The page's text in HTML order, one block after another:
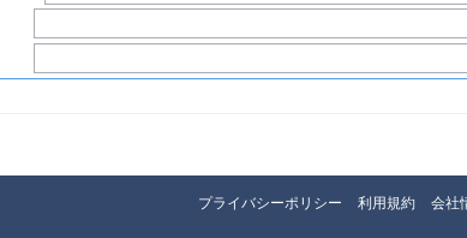
プライバシーポリシー 利用規約 会社